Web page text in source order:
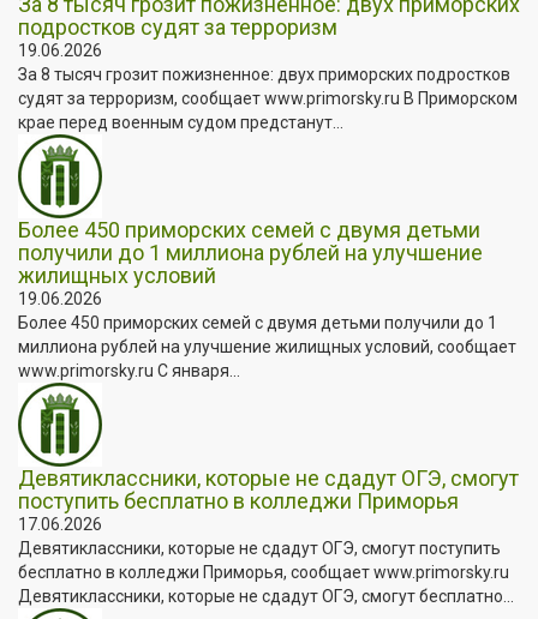
подростков судят за терроризм
19.06.2026
За 8 тысяч грозит пожизненное: двух приморских подростков
судят за терроризм, сообщает www.primorsky.ru В Приморском
крае перед военным судом предстанут...
Более 450 приморских семей с двумя детьми
получили до 1 миллиона рублей на улучшение
жилищных условий
19.06.2026
Более 450 приморских семей с двумя детьми получили до 1
миллиона рублей на улучшение жилищных условий, сообщает
www.primorsky.ru С января...
Девятиклассники, которые не сдадут ОГЭ, смогут
поступить бесплатно в колледжи Приморья
17.06.2026
Девятиклассники, которые не сдадут ОГЭ, смогут поступить
бесплатно в колледжи Приморья, сообщает www.primorsky.ru
Девятиклассники, которые не сдадут ОГЭ, смогут бесплатно...